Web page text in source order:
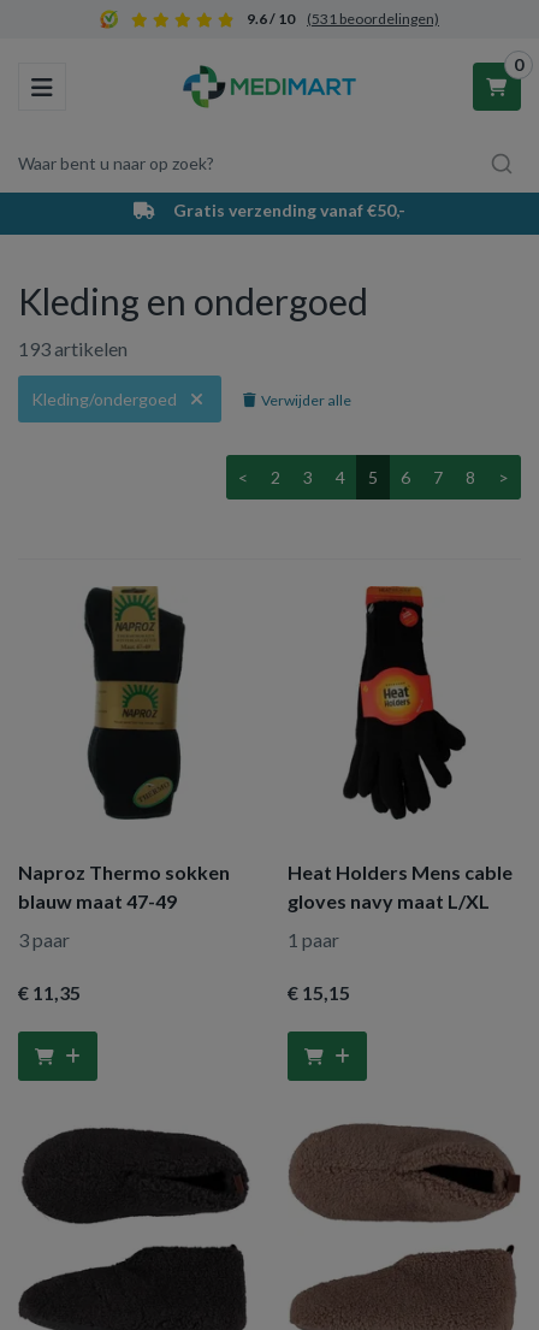
9.6 / 10 (531 beoordelingen)
Toggle navigation
Waar bent u naar op zoek?
0
Winkelwagen
Uw winkelwagen is leeg.
PostNL bezorging & afhaalpunten
Kleding en ondergoed
193 artikelen
Kleding/ondergoed Verwijder alle
< 2 3 4 5 6 7 8 >
Naproz Thermo sokken
blauw maat 47-49
3 paar
€ 11,35
Heat Holders Mens cable
gloves navy maat L/XL
1 paar
€ 15,15